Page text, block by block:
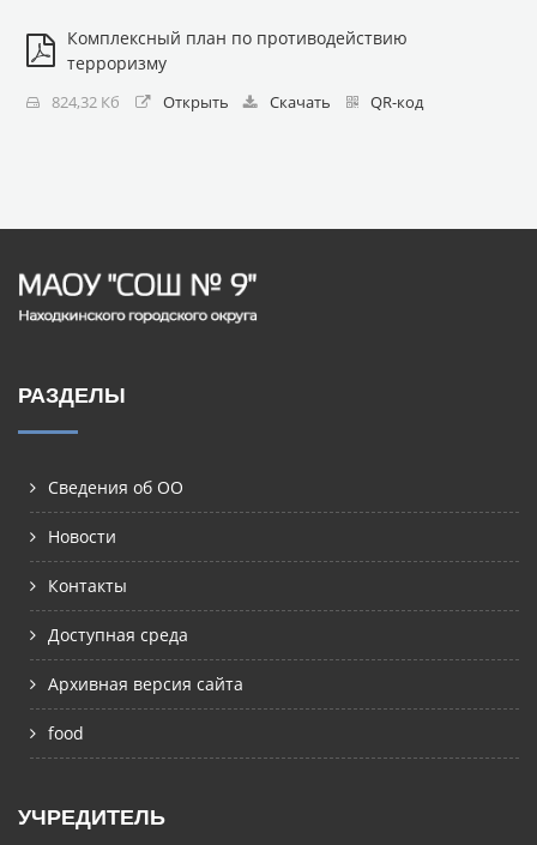
Комплексный план по противодействию
терроризму
824,32 Кб Открыть Скачать QR-код
РАЗДЕЛЫ
Сведения об ОО
Новости
Контакты
Доступная среда
Архивная версия сайта
food
УЧРЕДИТЕЛЬ